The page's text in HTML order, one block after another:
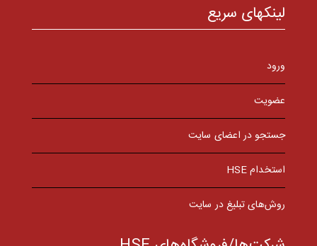
لینکهای سریع
ورود
عضویت
جستجو در اعضای سایت
استخدام HSE
روش‌های تبلیغ در سایت